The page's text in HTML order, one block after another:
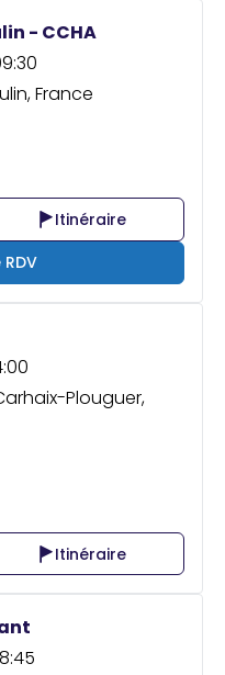
- CCHA
France
Itinéraire
Plouguer,
Itinéraire